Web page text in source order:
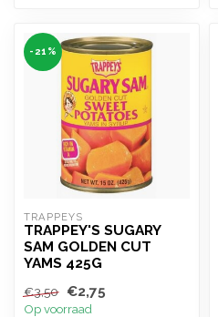
-21%
TRAPPEYS
TRAPPEY'S SUGARY
SAM GOLDEN CUT
YAMS 425G
€3,50 €2,75
Op voorraad